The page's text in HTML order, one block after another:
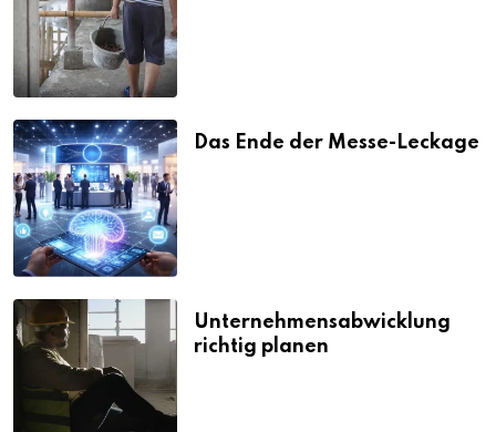
Das Ende der Messe-Leckage
Unternehmensabwicklung
richtig planen